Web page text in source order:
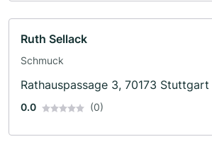
Ruth Sellack
Schmuck
Rathauspassage 3, 70173 Stuttgart
0.0 (0)